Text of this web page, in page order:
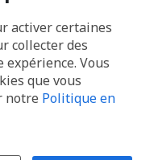
activer certaines
collecter des
Vous
que vous
notre Politique en